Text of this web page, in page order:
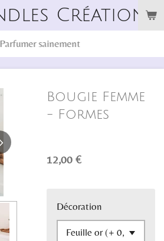
Créations
Parfumer sainement
Bougie Femme
- Formes
12,00 €
Décoration